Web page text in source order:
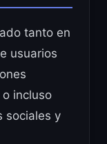
tanto en
usuarios
incluso
sociales y